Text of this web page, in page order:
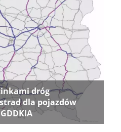
dróg
dla pojazdów